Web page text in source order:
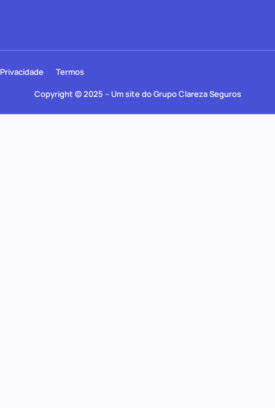
Copyright © 2025 – Um site do Grupo Clareza Seguros
Privacidade Termos